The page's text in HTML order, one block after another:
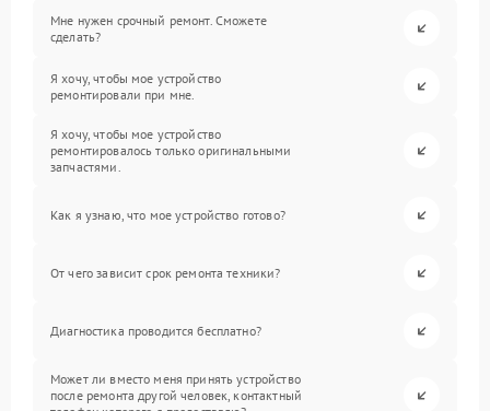
Мне нужен срочный ремонт. Сможете
сделать?
Я хочу, чтобы мое устройство
ремонтировали при мне.
Я хочу, чтобы мое устройство
ремонтировалось только оригинальными
запчастями.
Как я узнаю, что мое устройство готово?
От чего зависит срок ремонта техники?
Диагностика проводится бесплатно?
Может ли вместо меня принять устройство
после ремонта другой человек, контактный